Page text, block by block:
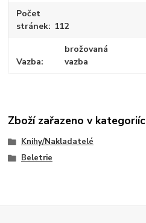
Počet
stránek
112
Vazba
brožovaná
vazba
Zboží zařazeno v
Knihy/Nakladatelé
Beletrie